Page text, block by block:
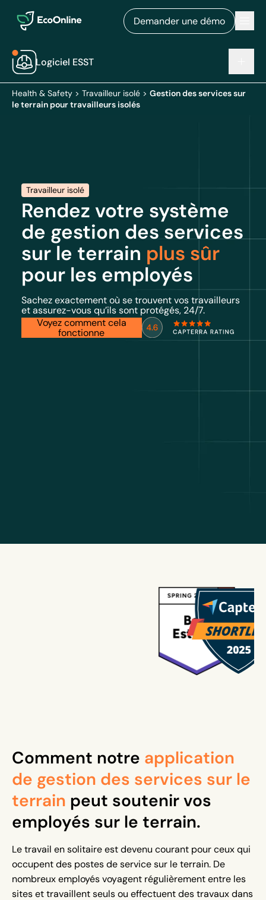
EcoOnline
Demander une démo
Logiciel ESST
Health & Safety > Travailleur isolé > Gestion des services sur
le terrain pour travailleurs isolés
Travailleur isolé
Rendez votre système
de gestion des services
sur le terrain plus sûr
pour les employés
Sachez exactement où se trouvent vos travailleurs
et assurez-vous qu’ils sont protégés, 24/7.
Voyez comment cela
fonctionne
Comment notre application
de gestion des services sur le
terrain peut soutenir vos
employés sur le terrain.
Le travail en solitaire est devenu courant pour ceux qui
occupent des postes de service sur le terrain. De
nombreux employés voyagent régulièrement entre les
sites et travaillent seuls ou effectuent des travaux dans